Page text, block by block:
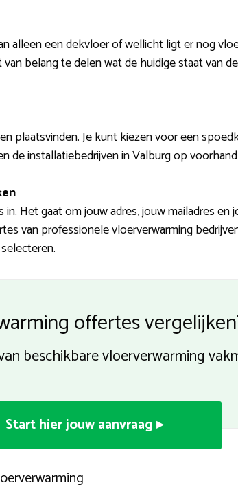
alleen een dekvloer of wellicht ligt er nog
belang te delen wat de huidige staat van
plaatsvinden. Je kunt kiezen voor een
de installatiebedrijven in Valburg op
Het gaat om jouw adres, jouw mailadres
van professionele vloerverwarming
offertes
beschikbare vloerverwarming
Start hier jouw aanvraag ▸